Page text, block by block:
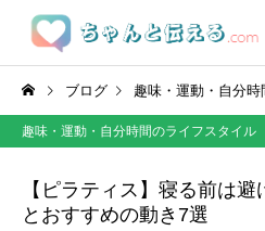
ブログ 趣味・運動・自分
趣味・運動・自分時間のライフスタイル
【ピラティス】寝る前は
とおすすめの動き7選